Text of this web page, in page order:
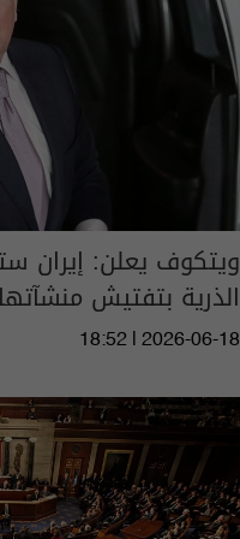
ويتكوف يعلن: إيران
الذرية بتفتيش منشآتها
18:52 | 2026-06-18